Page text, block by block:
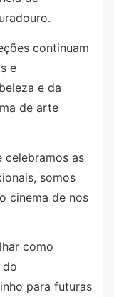
continuam
e
e da
de arte
celebramos as
somos
cinema de nos
como
do
para futuras